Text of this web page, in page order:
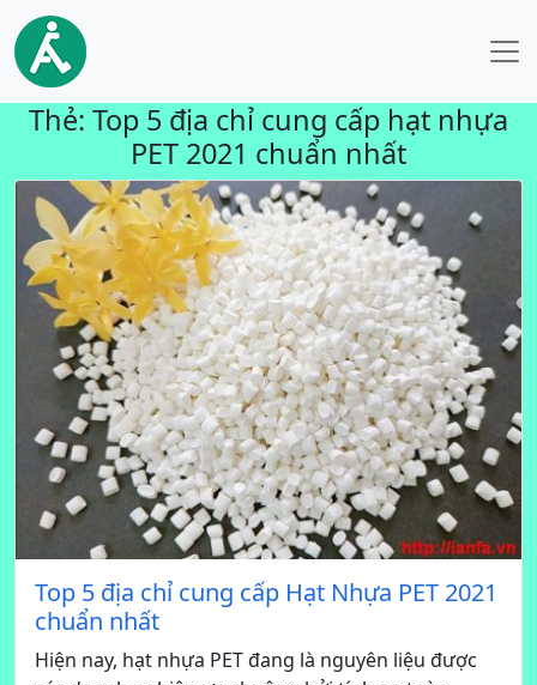
Thẻ: Top 5 địa chỉ cung cấp hạt nhựa
PET 2021 chuẩn nhất
Top 5 địa chỉ cung cấp Hạt Nhựa PET 2021
chuẩn nhất
Hiện nay, hạt nhựa PET đang là nguyên liệu được